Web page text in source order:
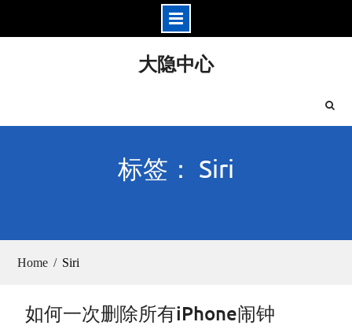
大隐中心
标签： Siri
Home Siri
如何一次删除所有iPhone闹钟